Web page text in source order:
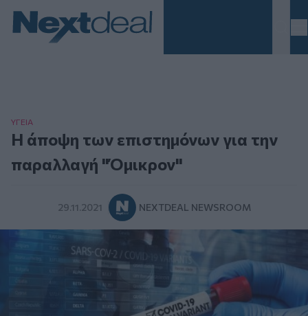
ΥΓΕΙΑ
Η άποψη των επιστημόνων για την
παραλλαγή "Όμικρον"
29.11.2021 NEXTDEAL NEWSROOM